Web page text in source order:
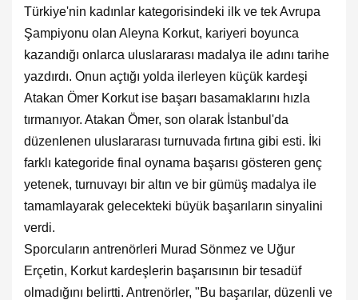
Türkiye'nin kadınlar kategorisindeki ilk ve tek Avrupa
Şampiyonu olan Aleyna Korkut, kariyeri boyunca
kazandığı onlarca uluslararası madalya ile adını tarihe
yazdırdı. Onun açtığı yolda ilerleyen küçük kardeşi
Atakan Ömer Korkut ise başarı basamaklarını hızla
tırmanıyor. Atakan Ömer, son olarak İstanbul'da
düzenlenen uluslararası turnuvada fırtına gibi esti. İki
farklı kategoride final oynama başarısı gösteren genç
yetenek, turnuvayı bir altın ve bir gümüş madalya ile
tamamlayarak gelecekteki büyük başarıların sinyalini
verdi.
Sporcuların antrenörleri Murad Sönmez ve Uğur
Erçetin, Korkut kardeşlerin başarısının bir tesadüf
olmadığını belirtti. Antrenörler, "Bu başarılar, düzenli ve